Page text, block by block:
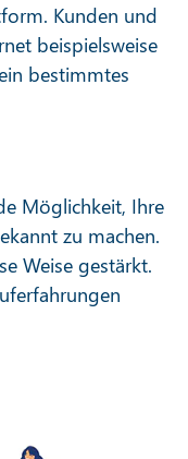
Kunden und
beispielsweise
bestimmtes
Möglichkeit, Ihre
zu machen.
Weise gestärkt.